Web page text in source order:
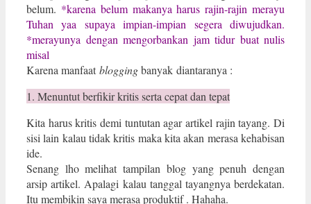
belum. *karena belum makanya harus rajin-rajin merayu
Tuhan yaa supaya impian-impian segera diwujudkan.
*merayunya dengan mengorbankan jam tidur buat nulis
misal
Karena manfaat bloggingbanyak diantaranya :
1. Menuntut berfikir kritis serta cepat dan tepat
Kita harus kritis demi tuntutan agar artikel rajin tayang. Di
sisi lain kalau tidak kritis maka kita akan merasa kehabisan
ide.
Senang lho melihat tampilan blog yang penuh dengan
arsip artikel. Apalagi kalau tanggal tayangnya berdekatan.
Itu membikin saya merasa produktif . Hahaha.